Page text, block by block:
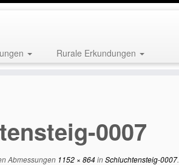
Rurale Erkundungen
0007
Abmessungen 1152 × 864inSchluchtensteig-0007.